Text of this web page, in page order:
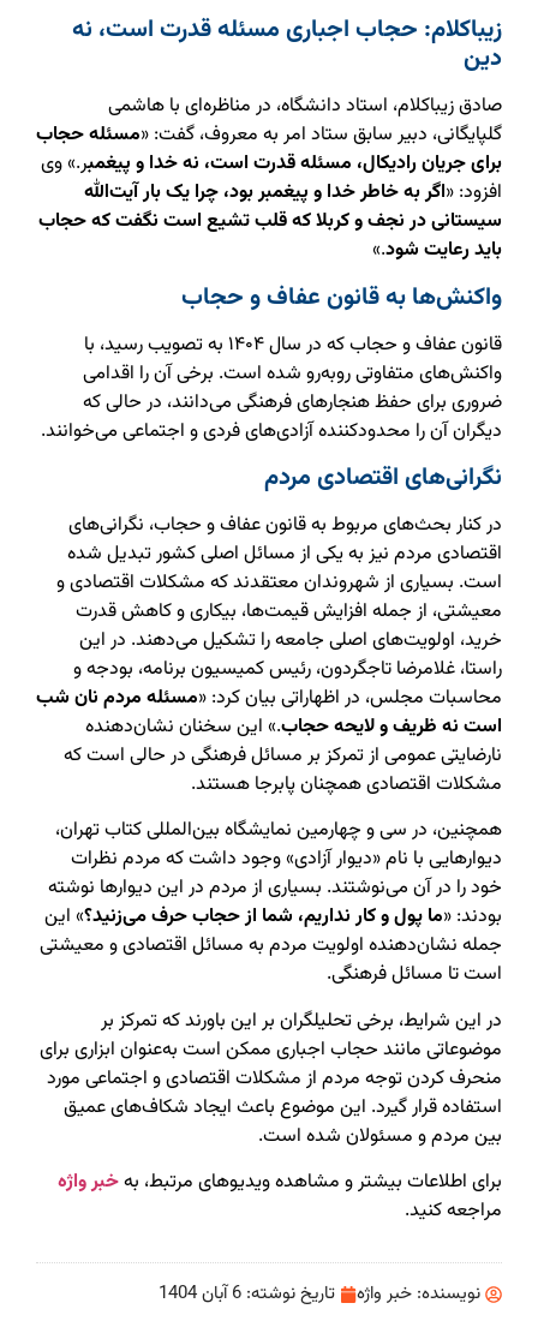
زیباکلام: حجاب اجباری مسئله قدرت است، نه
دین
صادق زیباکلام، استاد دانشگاه، در مناظره‌ای با هاشمی
گلپایگانی، دبیر سابق ستاد امر به معروف، گفت: «مسئله حجاب
برای جریان رادیکال، مسئله قدرت است، نه خدا و پیغمبر.» وی
افزود: «اگر به خاطر خدا و پیغمبر بود، چرا یک بار آیت‌الله
سیستانی در نجف و کربلا که قلب تشیع است نگفت که حجاب
باید رعایت شود.»
واکنش‌ها به قانون عفاف و حجاب
قانون عفاف و حجاب که در سال ۱۴۰۴ به تصویب رسید، با
واکنش‌های متفاوتی روبه‌رو شده است. برخی آن را اقدامی
ضروری برای حفظ هنجارهای فرهنگی می‌دانند، در حالی که
دیگران آن را محدودکننده آزادی‌های فردی و اجتماعی می‌خوانند.
نگرانی‌های اقتصادی مردم
در کنار بحث‌های مربوط به قانون عفاف و حجاب، نگرانی‌های
اقتصادی مردم نیز به یکی از مسائل اصلی کشور تبدیل شده
است. بسیاری از شهروندان معتقدند که مشکلات اقتصادی و
معیشتی، از جمله افزایش قیمت‌ها، بیکاری و کاهش قدرت
خرید، اولویت‌های اصلی جامعه را تشکیل می‌دهند. در این
راستا، غلامرضا تاجگردون، رئیس کمیسیون برنامه، بودجه و
محاسبات مجلس، در اظهاراتی بیان کرد: «مسئله مردم نان شب
است نه ظریف و لایحه حجاب.» این سخنان نشان‌دهنده
نارضایتی عمومی از تمرکز بر مسائل فرهنگی در حالی است که
مشکلات اقتصادی همچنان پابرجا هستند.
همچنین، در سی و چهارمین نمایشگاه بین‌المللی کتاب تهران،
دیوارهایی با نام «دیوار آزادی» وجود داشت که مردم نظرات
خود را در آن می‌نوشتند. بسیاری از مردم در این دیوارها نوشته
بودند: «ما پول و کار نداریم، شما از حجاب حرف می‌زنید؟» این
جمله نشان‌دهنده اولویت مردم به مسائل اقتصادی و معیشتی
است تا مسائل فرهنگی.
در این شرایط، برخی تحلیلگران بر این باورند که تمرکز بر
موضوعاتی مانند حجاب اجباری ممکن است به‌عنوان ابزاری برای
منحرف کردن توجه مردم از مشکلات اقتصادی و اجتماعی مورد
استفاده قرار گیرد. این موضوع باعث ایجاد شکاف‌های عمیق
بین مردم و مسئولان شده است.
برای اطلاعات بیشتر و مشاهده ویدیوهای مرتبط، بهخبر واژه
مراجعه کنید.
نویسنده: خبر واژه تاریخ نوشته: 6 آبان 1404